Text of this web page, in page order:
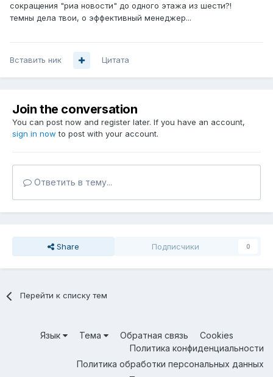
сокращения "риа новости" до одного этажа из шести?!
темны дела твои, о эффективный менеджер...
Вставить ник Цитата
Join the conversation
You can post now and register later. If you have an account,
sign in now to post with your account.
Ответить в тему...
Share Подписчики 0
Перейти к списку тем
Язык Тема Обратная связь
Cookies
Политика конфиденциальности
Политика обработки персональных данных